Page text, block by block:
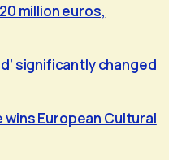
million euros,
significantly changed
European Cultural